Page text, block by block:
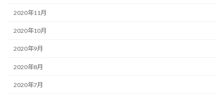
2020年11月
2020年10月
2020年9月
2020年8月
2020年7月